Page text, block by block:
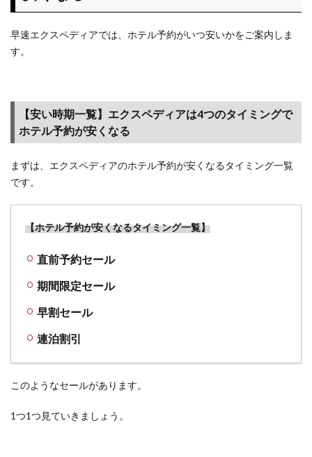
はい
つ安
【安
い時
覧】
アは4
タイ
ミン
グで
ル予
安く
1.2
前予約
早速エクスペディアでは、ホテル予約がいつ安いかをご案内しま
す。
【安い時期一覧】エクスペディアは4つのタイミングで
ホテル予約が安くなる
まずは、エクスペディアのホテル予約が安くなるタイミング一覧
です。
【ホテル予約が安くなるタイミング一覧】
直前予約セール
期間限定セール
早割セール
連泊割引
このようなセールがあります。
1つ1つ見ていきましょう。